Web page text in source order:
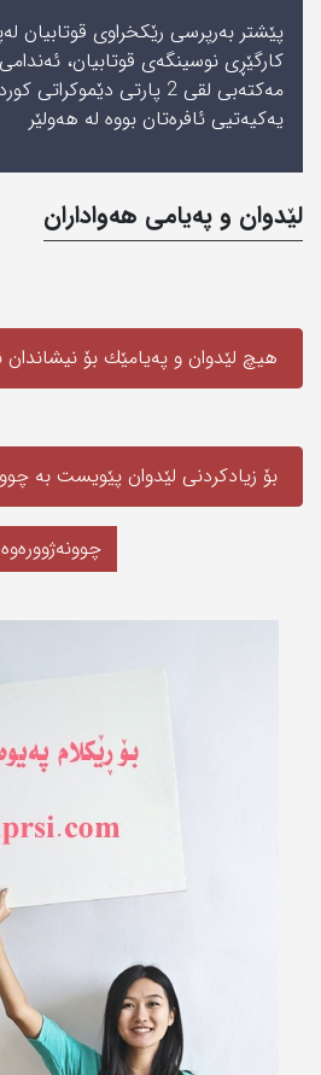
پێشتر به‌رپرسی‌ رێكخراوی‌ قوتابیان
كارگێڕی‌ نوسینگه‌ی‌ قوتابیان،
مه‌كته‌بی‌ لقی‌ 2 پارتی‌
یه‌كیه‌تیی‌ ئافره‌تان بووه‌ له‌ هه‌ولێر
لێدوان و په‌یامی‌ هه‌واداران
هیچ لێدوان و په‌یامێك بۆ نیشاندان
بۆ زیادکردنی لێدوان پێویست به‌
چوونەژوورەوە